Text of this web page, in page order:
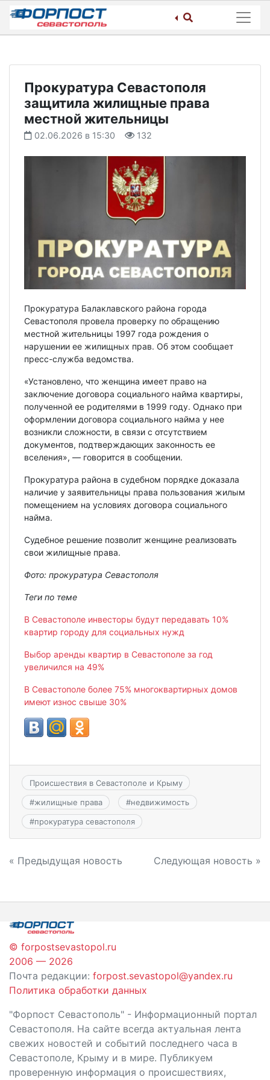
Skip
content
Прокуратура Севастополя
защитила жилищные права
местной жительницы
02.06.2026 в 15:30 132
Прокуратура Балаклавского района города
Севастополя провела проверку по обращению
местной жительницы 1997 года рождения о
нарушении ее жилищных прав. Об этом сообщает
пресс-служба ведомства.
«Установлено, что женщина имеет право на
заключение договора социального найма квартиры,
полученной ее родителями в 1999 году. Однако при
оформлении договора социального найма у нее
возникли сложности, в связи с отсутствием
документов, подтверждающих законность ее
вселения», — говорится в сообщении.
Прокуратура района в судебном порядке доказала
наличие у заявительницы права пользования жилым
помещением на условиях договора социального
найма.
Судебное решение позволит женщине реализовать
свои жилищные права.
Фото: прокуратура Севастополя
Теги по теме
В Севастополе инвесторы будут передавать 10%
квартир городу для социальных нужд
Выбор аренды квартир в Севастополе за год
увеличился на 49%
В Севастополе более 75% многоквартирных домов
имеют износ свыше 30%
Происшествия в Севастополе и Крыму
#жилищные права #недвижимость
#прокуратура севастополя
Навигация
записям
« Предыдущая новость Следующая новость »
© forpostsevastopol.ru
2006 — 2026
Почта редакции: forpost.sevastopol@yandex.ru
Политика обработки данных
"Форпост Севастополь" - Информационный портал
Севастополя. На сайте всегда актуальная лента
свежих новостей и событий последнего часа в
Севастополе, Крыму и в мире. Публикуем
проверенную информация о происшествиях,